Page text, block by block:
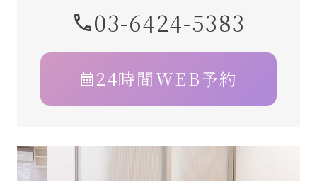
03-6424-5383
24時間WEB予約